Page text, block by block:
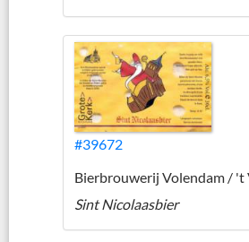
#39672
Bierbrouwerij Volendam / 't
Sint Nicolaasbier